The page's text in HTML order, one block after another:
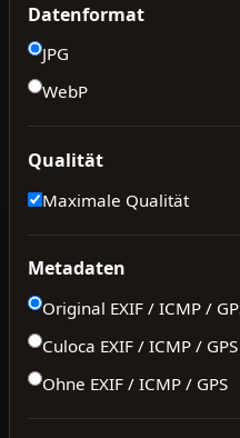
Datenformat
JPG
WebP
Qualität
Maximale Qualität
Metadaten
Original EXIF / ICMP /
Culoca EXIF / ICMP / GPS
Ohne EXIF / ICMP / GPS